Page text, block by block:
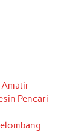
Amatir
Pencari